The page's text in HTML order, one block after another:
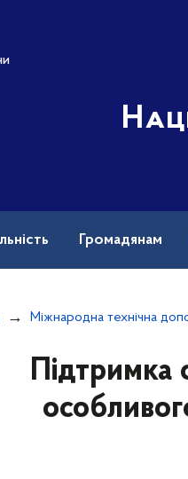
Громадянам
Міжнародна технічна
Підтримка